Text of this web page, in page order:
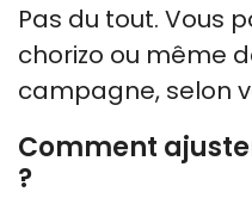
Pas du tout. Vous
chorizo ou même
campagne, selon
Comment
?